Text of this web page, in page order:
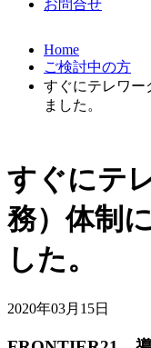
お問合せ
Home
ご検討中の方
すぐにテレワー
ました。
すぐにテ
務）体制
した。
2020年03月15日